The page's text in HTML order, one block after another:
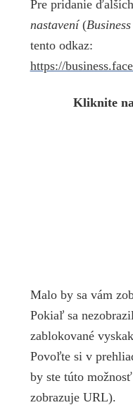
Pre pridanie
nastavení(
tento odkaz:
https://
Kliknite
Malo by sa vám
Pokiaľ sa
zablokované
Povoľte si v
by ste túto
zobrazuje URL).